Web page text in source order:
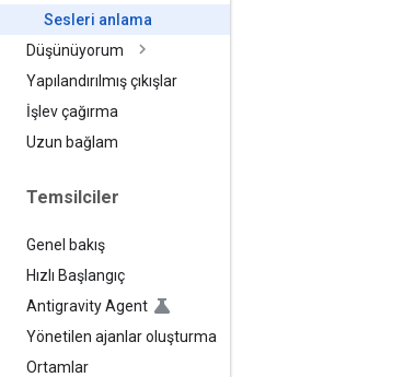
Sesleri anlama
Düşünüyorum
Yapılandırılmış çıkışlar
İşlev çağırma
Uzun bağlam
Temsilciler
Genel bakış
Hızlı Başlangıç
Antigravity Agent
Yönetilen ajanlar oluşturma
Ortamlar